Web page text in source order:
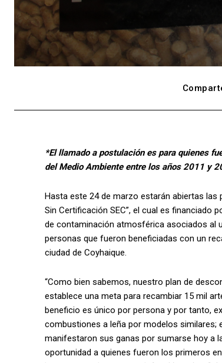
*El llamado a postulación es para quienes
del Medio Ambiente entre los años 2011 y
Hasta este 24 de marzo estarán abiertas
Sin Certificación SEC”, el cual es financiado
de contaminación atmosférica asociados al
personas que fueron beneficiadas con un
ciudad de Coyhaique.
“Como bien sabemos, nuestro plan de
establece una meta para recambiar 15 mil
beneficio es único por persona y por tanto,
combustiones a leña por modelos
manifestaron sus ganas por sumarse hoy a
oportunidad a quienes fueron los primeros